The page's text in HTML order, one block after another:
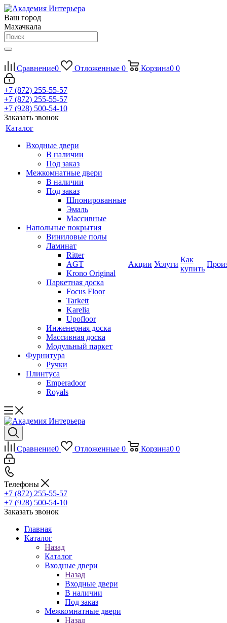
Ваш город
Махачкала
Сравнение0 Отложенные 0 Корзина0 0
+7 (872) 255-55-57
+7 (872) 255-55-57
+7 (928) 500-54-10
Заказать звонок
Каталог
Входные двери
В наличии
Под заказ
Межкомнатные двери
В наличии
Под заказ
Шпонированные
Эмаль
Массивные
Напольные покрытия
Виниловые полы
Ламинат
Ritter
AGT
Krono Original
Паркетная доска
Focus Floor
Tarkett
Karelia
Upofloor
Инженерная доска
Массивная доска
Модульный паркет
Фурнитура
Ручки
Плинтуса
Emperadoor
Royals
Акции Услуги
Как
купить
Сравнение0 Отложенные 0 Корзина0 0
Телефоны
+7 (872) 255-55-57
+7 (928) 500-54-10
Заказать звонок
Главная
Каталог
Назад
Каталог
Входные двери
Назад
Входные двери
В наличии
Под заказ
Межкомнатные двери
Назад